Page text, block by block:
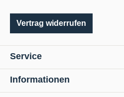
Vertrag widerrufen
Service
Informationen